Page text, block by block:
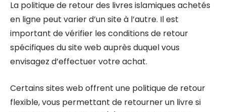
La politique de retour des livres islamiques achetés
en ligne peut varier d’un site à l’autre. Il est
important de vérifier les conditions de retour
spécifiques du site web auprès duquel vous
envisagez d’effectuer votre achat.
Certains sites web offrent une politique de retour
flexible, vous permettant de retourner un livre si